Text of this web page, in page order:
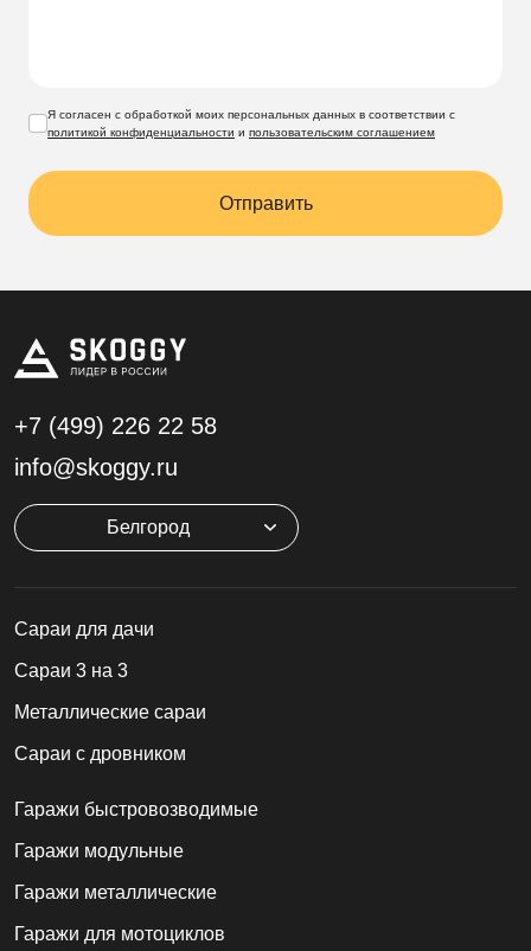
Я согласен с обработкой моих персональных данных в соответствии с
политикой конфиденциальности и пользовательским соглашением
Отправить
+7 (499) 226 22 58
info@skoggy.ru
Белгород
Cараи для дачи
Сараи 3 на 3
Металлические сараи
Сараи с дровником
Гаражи быстровозводимые
Гаражи модульные
Гаражи металлические
Гаражи для мотоциклов